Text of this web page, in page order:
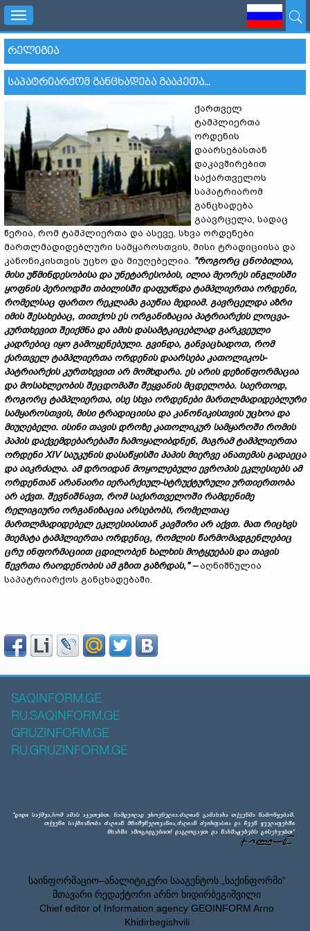
Toggle
navigation
ᲠᲔᲚᲘᲒᲘᲐ
ᲡᲐᲞᲐᲢᲠᲘᲐᲠᲥᲝᲛ ᲒᲐᲜᲪᲮᲐᲓᲔᲑᲐ ᲒᲐᲐᲙᲔᲗᲐ...
ქართველ
ტამპლიერთა
ორდენის
დაარსებასთან
დაკავშირებით
საქართველოს
საპატრიარომ
განცხადება
გაავრცელა, სადაც
წერია, რომ ტამპლიერთა და ასევე, სხვა ორდენები
მართლმადიდებლური სამყაროსთვის, მისი ტრადიციისა და
კანონიკისთვის უცხო და მიუღებელია. "როგორც ცნობილია,
მისიუწმინდესობისა და უნეტარესობის, ილია მეორეს ინგლისში
ყოფნის პერიოდში თბილისში დაფუძნდა ტამპლიერთა ორდენი,
რომელსაც ფართო რეკლამა გაუწია მედიამ. გავრცელდა აზრი
იმის შესახებაც, თითქოსეს ორგანიზაცია პატრიარქის ლოცვა-
კურთხევით შეიქმნა და ამის დასამტკიცებლად გარკვეული
კადრებიც იყო გამოყენებული. გვინდა, განვაცხადოთ, რომ
ქართველ ტამპლიერთა ორდენის დაარსება კათოლიკოს-
პატრიარქისკურთხევით არ მომხდარა. ეს არის დეზინფორმაცია
და მოსახლეობის შეცდომაში შეყვანის მცდელობა. საერთოდ,
როგორც ტამპლიერთა, ისე სხვა ორდენები მართლმადიდებლური
სამყაროსთვის, მისიტრადიციისა და კანონიკისთვისუცხოა და
მიუღებელი. ისინი თავის დროზეკათოლიკურ სამყაროში რომის
პაპის დაქვემდებარებაშიჩამოყალიბდნენ, მაგრამტამპლიერთა
ორდენი XIVსაუკუნის დასაწყისში პაპის მიერვე ანათემასგადაეცა
და აიკრძალა. ამ დროიდან მოყოლებულიევროპისეკლესიებს ამ
ორდენთან არანაირი იერარქიულ-სტრუქტურულიურთიერთობა
არ აქვთ. შევნიშნავთ, რომ საქართველოში რამდენიმე
რელიგიური ორგანიზაცია არსებობს, რომელთაც
მართლმადიდებელ ეკლესიასთან კავშირი არ აქვთ. მათ რიცხვს
მიემატა ტამპლიერთა ორდენიც, რომლის წარმომადგენლებიც
ცრუ ინფორმაციით ცდილობენ ხალხის მოტყუებას და თავის
წევრთა რაოდენობის ამგზით გაზრდას,"–აღნიშნულია
საპატრიარქოს განცხადებაში.
SAQINFORM.GE
RU.SAQINFORM.GE
GRUZINFORM.GE
RU.GRUZINFORM.GE
საინფორმაციო–ანალიტიკური სააგენტოს „საქინფორმი”
მთავარი რედაქტორი არნო ხიდირბეგიშვილი
Chief editor of Information agency GEOINFORM Arno
Khidirbegishvili